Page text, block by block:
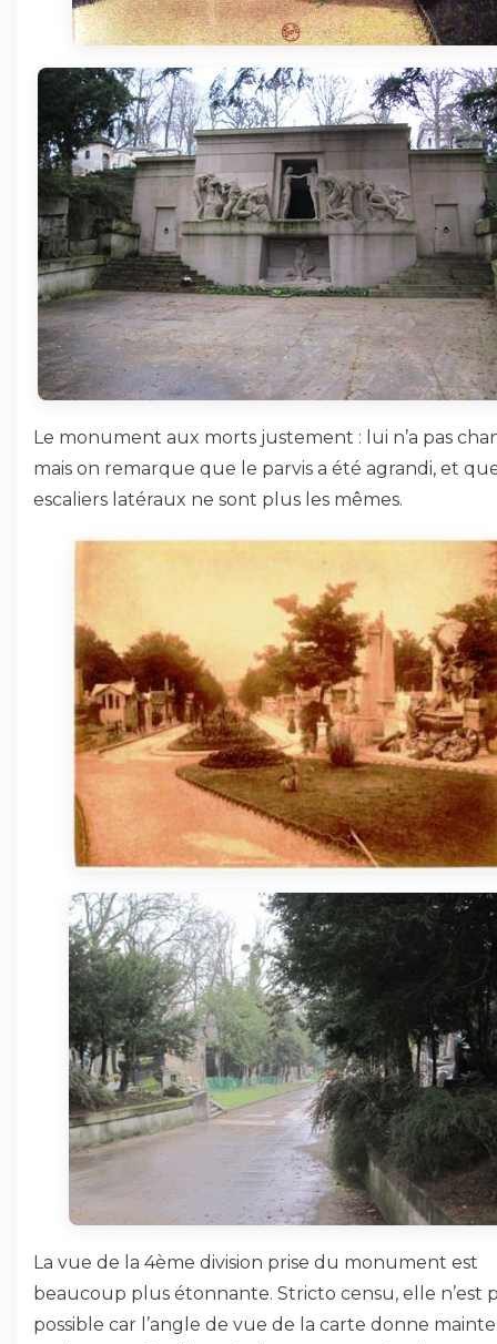
Le monument aux morts justement : lui n’a pas
mais on remarque que le parvis a été agrandi, et
escaliers latéraux ne sont plus les mêmes.
La vue de la 4ème division prise du monument est
beaucoup plus étonnante. Stricto censu, elle n’est
possible car l’angle de vue de la carte donne